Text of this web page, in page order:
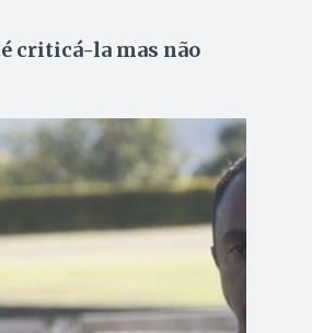
criticá-la mas não